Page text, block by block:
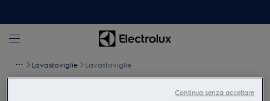
Lavastoviglie Lavastoviglie
Continua senza accettare